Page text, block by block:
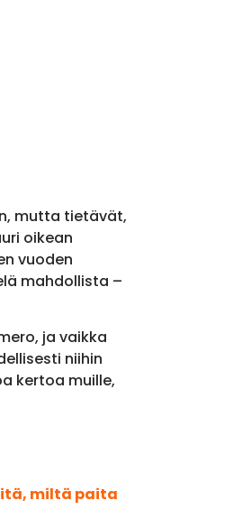
mutta tietävät,
oikean
vuoden
mahdollista –
ja vaikka
niihin
kertoa muille,
miltä paita